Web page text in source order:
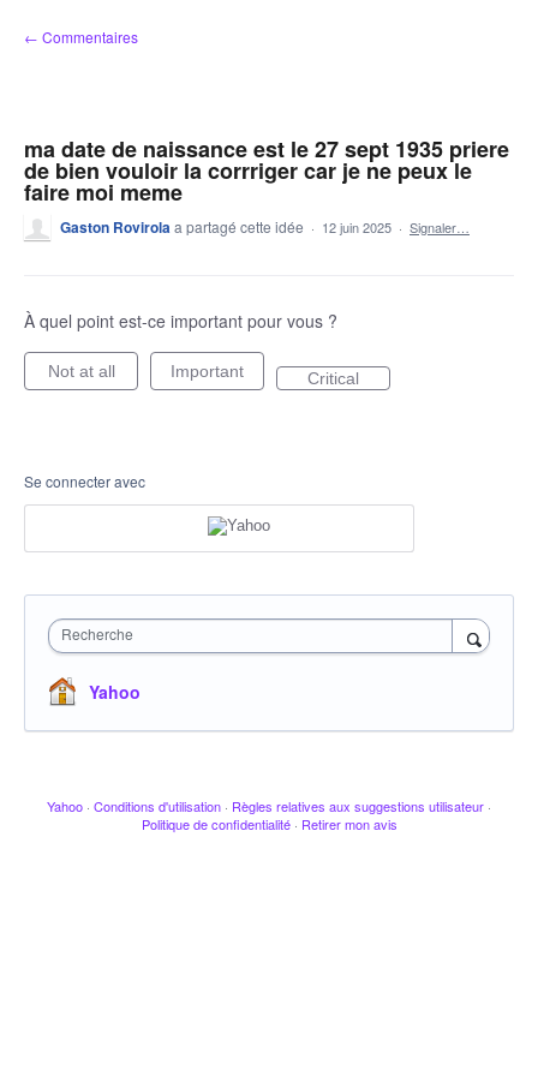
Aller
au
← Commentaires
ma date de naissance est le 27 sept 1935 priere
de bien vouloir la corrriger car je ne peux le
faire moi meme
Gaston Rovirolaa partagé cette idée · 12 juin 2025 · Signaler…
À quel point est-ce important pour vous ?
Not at all Important Critical
Se connecter avec
Recherche
Yahoo
Yahoo · Conditions d'utilisation · Règles relatives aux suggestions utilisateur ·
Politique de confidentialité · Retirer mon avis